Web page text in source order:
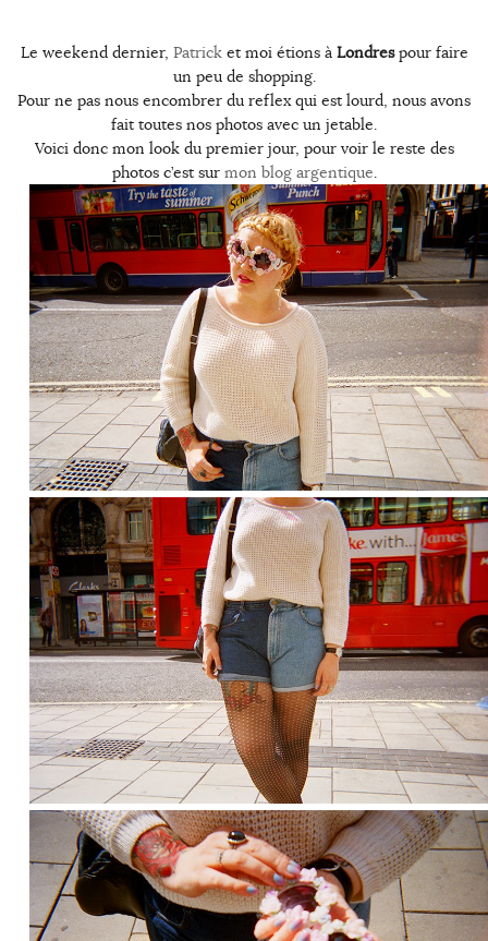
Le weekend dernier, Patricket moi étions à Londrespour faire
un peu de shopping.
Pour ne pas nous encombrer du reflex qui est lourd, nous avons
fait toutes nos photos avec un jetable.
Voici donc mon look du premier jour, pour voir le reste des
photos c’est sur mon blog argentique.